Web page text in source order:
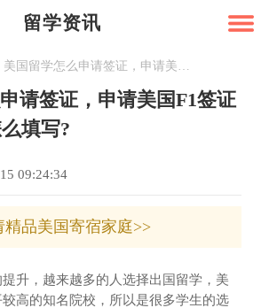
留学资讯
请签证，申请美国F1签证
填写?
09:24:34
精品美国寄宿家庭>>
升，越来越多的人选择出国留学，美
高的知名院校，所以是很多学生的选